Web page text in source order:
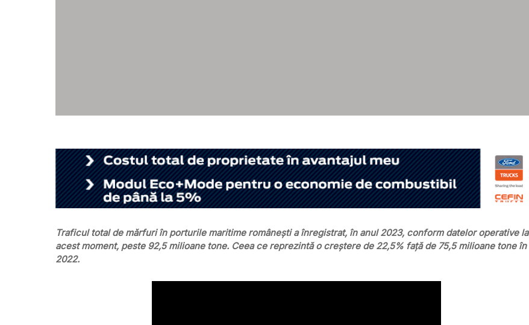
Traficul total de mărfuri în porturile maritime românești a înregistrat, în anul 2023, conform datelor operative la
acest moment, peste 92,5 milioane tone. Ceea ce reprezintă o creștere de 22,5% față de 75,5 milioane tone în
2022.